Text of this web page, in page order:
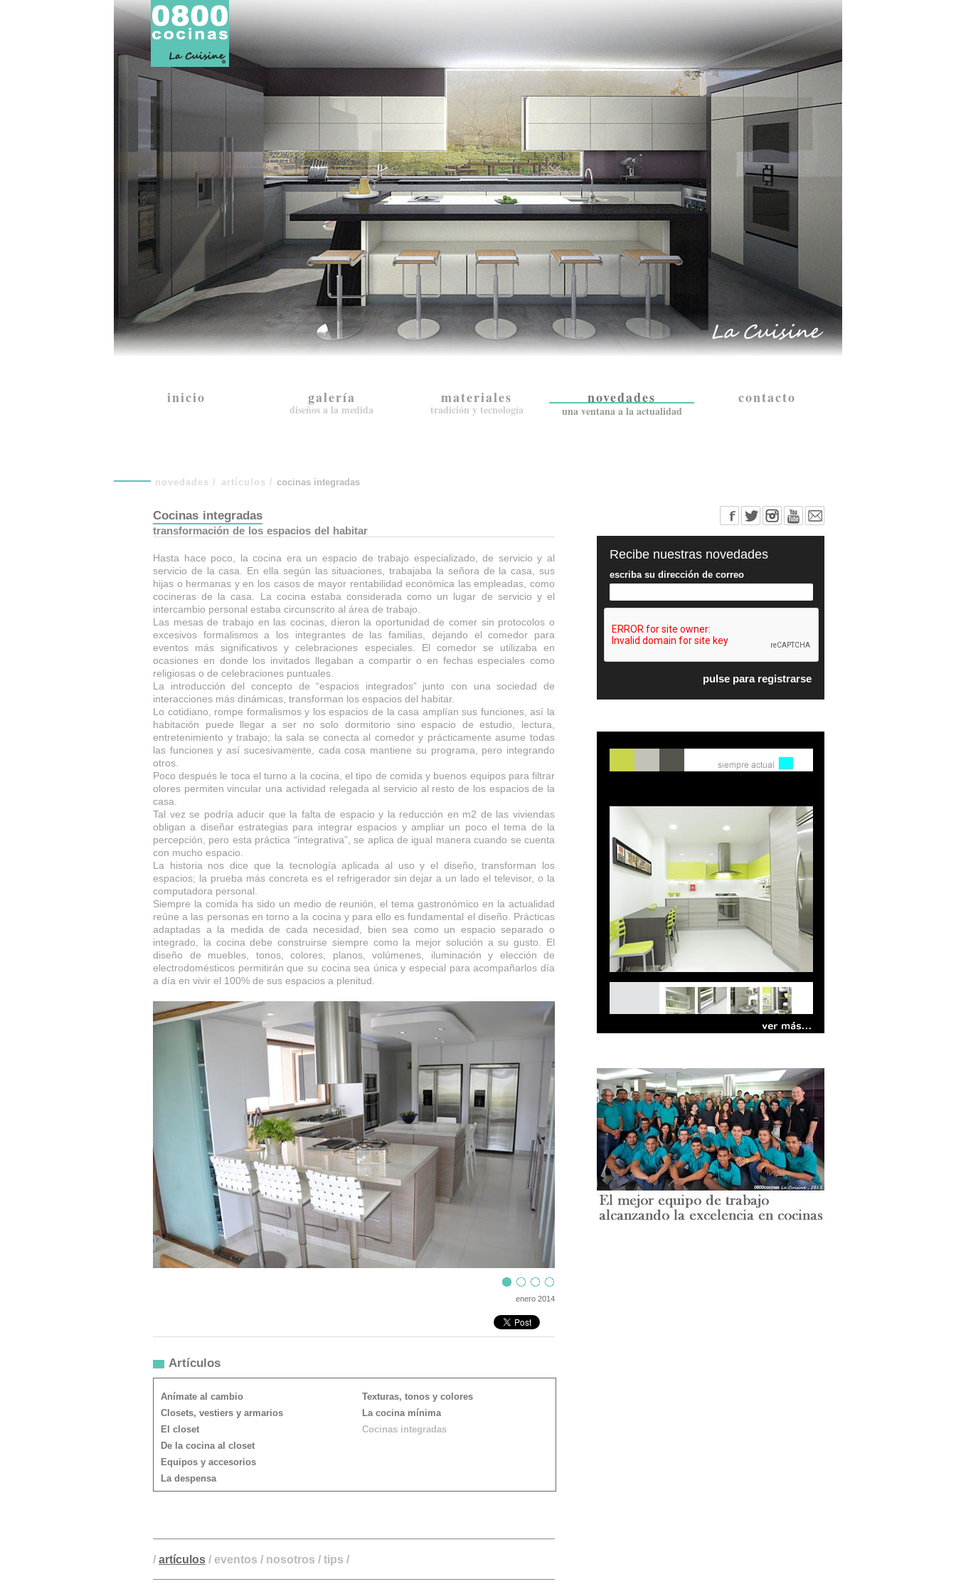
inicio galería
diseños a la medida
materiales
tradición y tecnología
novedades
una ventana a la actualidad
contacto
novedades / artículos / cocinas integradas
Cocinas integradas
transformación de los espacios del habitar
Hasta hace poco, la cocina era un espacio de trabajo especializado, de servicio y al
servicio de la casa. En ella según las situaciones, trabajaba la señora de la casa, sus
hijas o hermanas y en los casos de mayor rentabilidad económica las empleadas, como
cocineras de la casa. La cocina estaba considerada como un lugar de servicio y el
intercambio personal estaba circunscrito al área de trabajo.
Las mesas de trabajo en las cocinas, dieron la oportunidad de comer sin protocolos o
excesivos formalismos a los integrantes de las familias, dejando el comedor para
eventos más significativos y celebraciones especiales. El comedor se utilizaba en
ocasiones en donde los invitados llegaban a compartir o en fechas especiales como
religiosas o de celebraciones puntuales.
La introducción del concepto de “espacios integrados” junto con una sociedad de
interacciones más dinámicas, transforman los espacios del habitar.
Lo cotidiano, rompe formalismos y los espacios de la casa amplían sus funciones, así la
habitación puede llegar a ser no solo dormitorio sino espacio de estudio, lectura,
entretenimiento y trabajo; la sala se conecta al comedor y prácticamente asume todas
las funciones y así sucesivamente, cada cosa mantiene su programa, pero integrando
otros.
Poco después le toca el turno a la cocina, el tipo de comida y buenos equipos para filtrar
olores permiten vincular una actividad relegada al servicio al resto de los espacios de la
casa.
Tal vez se podría aducir que la falta de espacio y la reducción en m2 de las viviendas
obligan a diseñar estrategias para integrar espacios y ampliar un poco el tema de la
percepción, pero esta práctica “integrativa”, se aplica de igual manera cuando se cuenta
con mucho espacio.
La historia nos dice que la tecnología aplicada al uso y el diseño, transforman los
espacios; la prueba más concreta es el refrigerador sin dejar a un lado el televisor, o la
computadora personal.
Siempre la comida ha sido un medio de reunión, el tema gastronómico en la actualidad
reúne a las personas en torno a la cocina y para ello es fundamental el diseño. Prácticas
adaptadas a la medida de cada necesidad, bien sea como un espacio separado o
integrado, la cocina debe construirse siempre como la mejor solución a su gusto. El
diseño de muebles, tonos, colores, planos, volúmenes, iluminación y elección de
electrodomésticos permitirán que su cocina sea única y especial para acompañarlos día
a día en vivir el 100% de sus espacios a plenitud.
enero 2014
Artículos
Anímate al cambio
Closets, vestiers y armarios
El closet
De la cocina al closet
Equipos y accesorios
La despensa
Texturas, tonos y colores
La cocina mínima
Cocinas integradas
/ artículos / eventos / nosotros / tips /
Recibe nuestras novedades
escriba su dirección de correo